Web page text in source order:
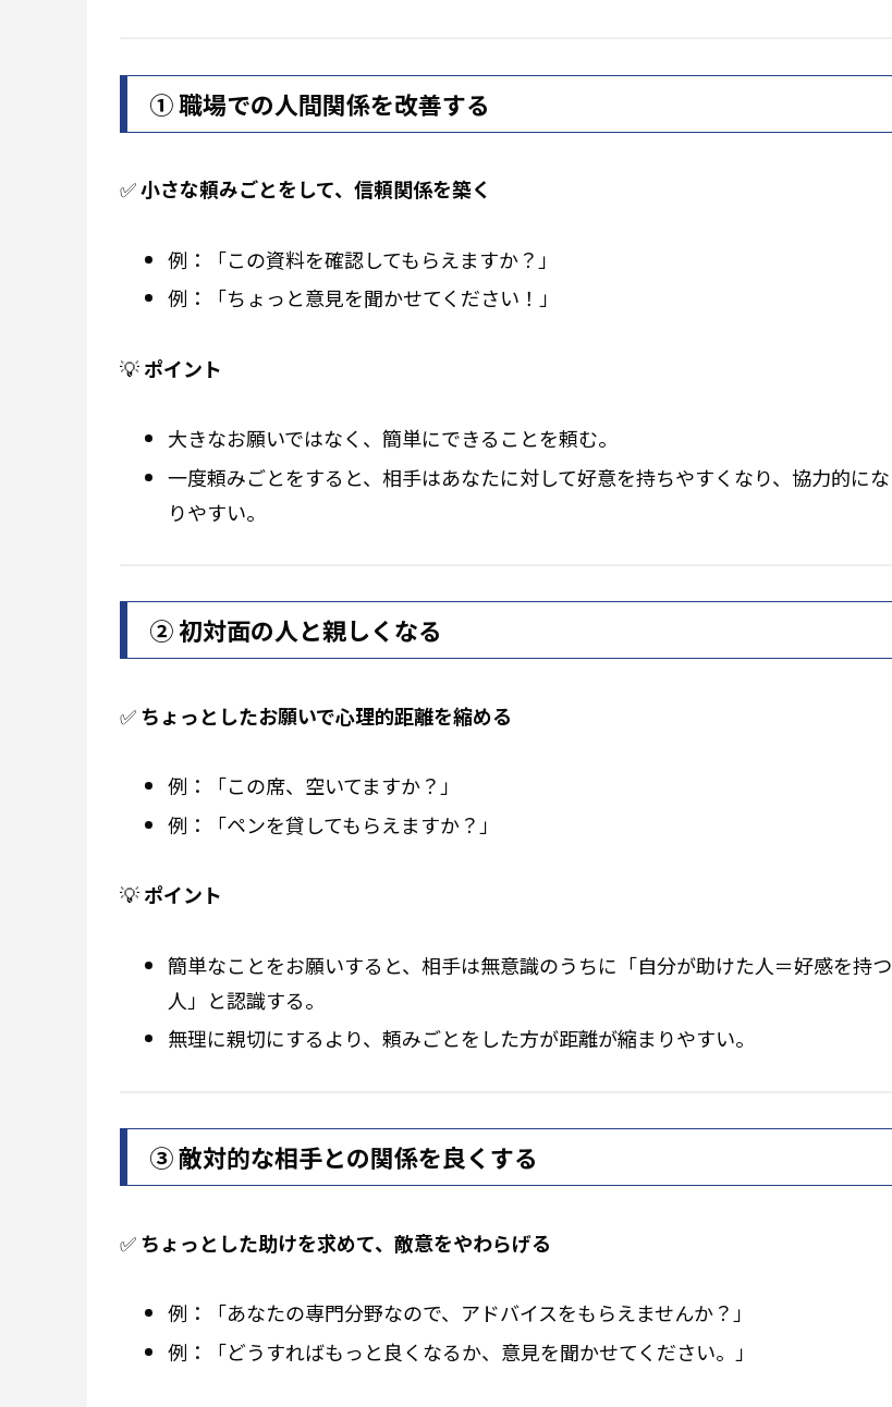
① 職場での人間関係を改善する
✅小さな頼みごとをして、信頼関係を築く
例：「この資料を確認してもらえますか？」
例：「ちょっと意見を聞かせてください！」
💡ポイント
大きなお願いではなく、簡単にできることを頼む。
一度頼みごとをすると、相手はあなたに対して好意を持ちやすくなり、協力的にな
りやすい。
② 初対面の人と親しくなる
✅ちょっとしたお願いで心理的距離を縮める
例：「この席、空いてますか？」
例：「ペンを貸してもらえますか？」
💡ポイント
簡単なことをお願いすると、相手は無意識のうちに「自分が助けた人＝好感を持つ
人」と認識する。
無理に親切にするより、頼みごとをした方が距離が縮まりやすい。
③ 敵対的な相手との関係を良くする
✅ちょっとした助けを求めて、敵意をやわらげる
例：「あなたの専門分野なので、アドバイスをもらえませんか？」
例：「どうすればもっと良くなるか、意見を聞かせてください。」